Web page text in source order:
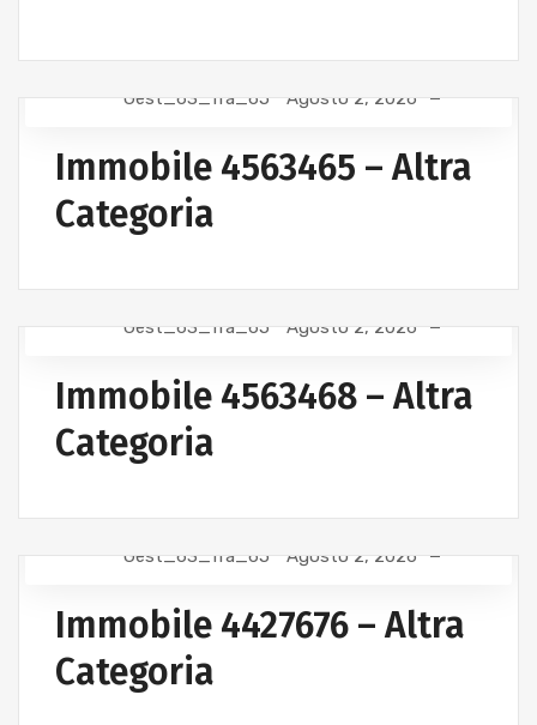
Gest_63_fra_65 Agosto 2, 2026
Immobile 4563465 – Altra
Categoria
Gest_63_fra_65 Agosto 2, 2026
Immobile 4563468 – Altra
Categoria
Gest_63_fra_65 Agosto 2, 2026
Immobile 4427676 – Altra
Categoria